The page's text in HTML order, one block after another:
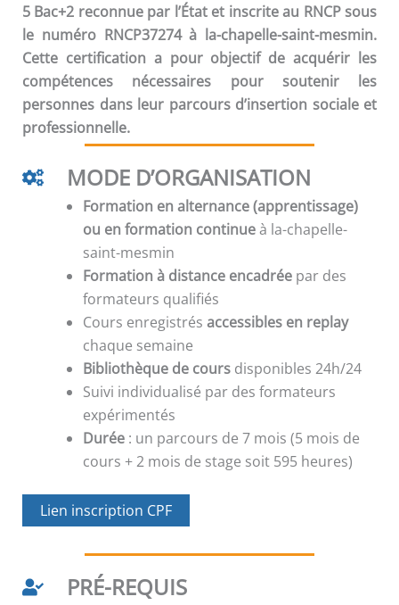
5 Bac+2 reconnue par l’État et inscrite au RNCP sous
le numéro RNCP37274 à la-chapelle-saint-mesmin.
Cette certification a pour objectif de acquérir les
compétences nécessaires pour soutenir les
personnes dans leur parcours d’insertion sociale et
professionnelle.
MODE D’ORGANISATION
Formation en alternance (apprentissage)
ou en formation continueà la-chapelle-
saint-mesmin
Formation à distance encadrée par des
formateurs qualifiés
Cours enregistrés accessibles en replay
chaque semaine
Bibliothèque de cours disponibles 24h/24
Suivi individualisé par des formateurs
expérimentés
Durée : un parcours de 7 mois (5 mois de
cours + 2 mois de stage soit 595 heures)
Lien inscription CPF
PRÉ-REQUIS